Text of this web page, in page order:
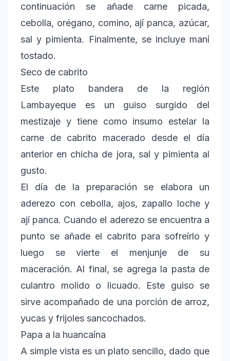
continuación se añade carne picada,
cebolla, orégano, comino, ají panca, azúcar,
sal y pimienta. Finalmente, se incluye maní
tostado.
Seco de cabrito
Este plato bandera de la región
Lambayeque es un guiso surgido del
mestizaje y tiene como insumo estelar la
carne de cabrito macerado desde el día
anterior en chicha de jora, sal y pimienta al
gusto.
El día de la preparación se elabora un
aderezo con cebolla, ajos, zapallo loche y
ají panca. Cuando el aderezo se encuentra a
punto se añade el cabrito para sofreírlo y
luego se vierte el menjunje de su
maceración. Al final, se agrega la pasta de
culantro molido o licuado. Este guiso se
sirve acompañado de una porción de arroz,
yucas y frijoles sancochados.
Papa a la huancaína
A simple vista es un plato sencillo, dado que